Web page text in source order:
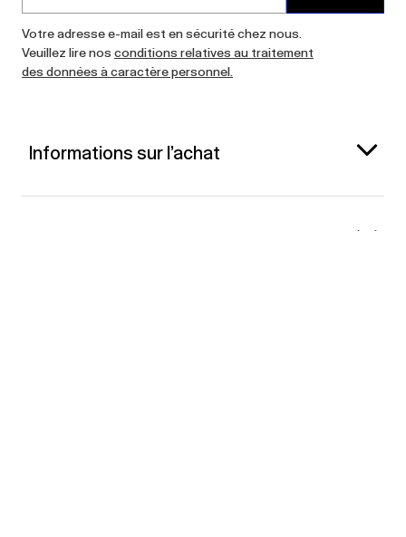
Votre adresse e-mail est en sécurité chez nous.
Veuillez lire nos conditions relatives au traitement
des données à caractère personnel.
Informations sur l’achat